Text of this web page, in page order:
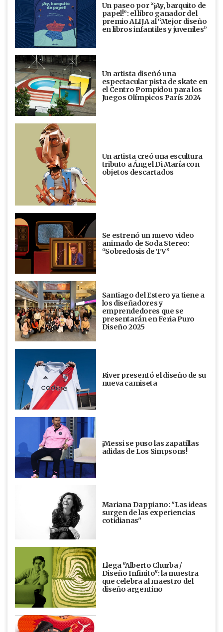
Un paseo por “¡Ay, barquito de
papel!”: el libro ganador del
premio ALIJA al “Mejor diseño
en libros infantiles y juveniles”
Un artista diseñó una
espectacular pista de skate en
el Centro Pompidou para los
Juegos Olímpicos París 2024
Un artista creó una escultura
tributo a Ángel Di María con
objetos descartados
Se estrenó un nuevo video
animado de Soda Stereo:
“Sobredosis de TV”
Santiago del Estero ya tiene a
los diseñadores y
emprendedores que se
presentarán en Feria Puro
Diseño 2025
River presentó el diseño de su
nueva camiseta
¡Messi se puso las zapatillas
adidas de Los Simpsons!
Mariana Dappiano: "Las ideas
surgen de las experiencias
cotidianas"
Llega "Alberto Churba /
Diseño Infinito": la muestra
que celebra al maestro del
diseño argentino